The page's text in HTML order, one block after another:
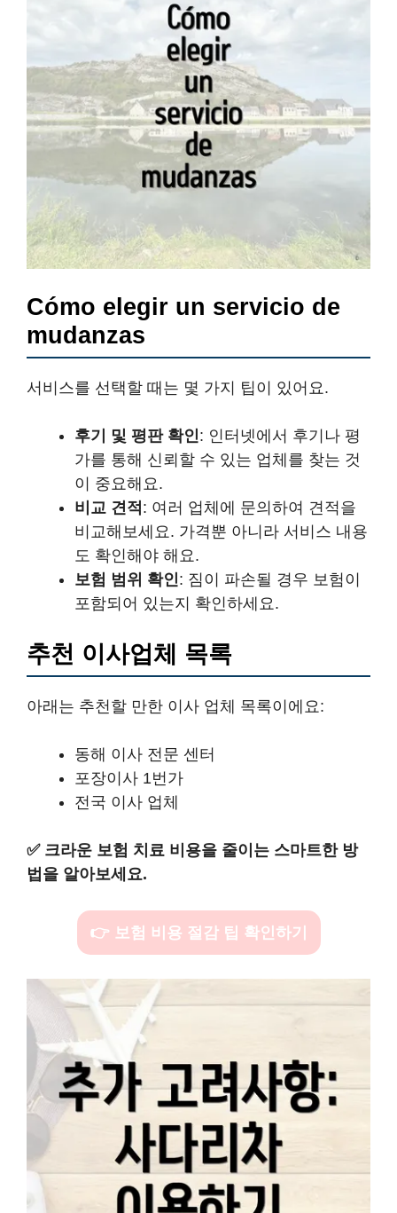
Cómo elegir un servicio de
mudanzas
서비스를 선택할 때는 몇 가지 팁이 있어요.
후기 및 평판 확인: 인터넷에서 후기나 평
가를 통해 신뢰할 수 있는 업체를 찾는 것
이 중요해요.
비교 견적 : 여러 업체에 문의하여 견적을
비교해보세요. 가격뿐 아니라 서비스 내용
도 확인해야 해요.
보험 범위 확인: 짐이 파손될 경우 보험이
포함되어 있는지 확인하세요.
추천 이사업체 목록
아래는 추천할 만한 이사 업체 목록이에요:
동해 이사 전문 센터
포장이사 1번가
전국 이사 업체
✅ 크라운 보험 치료 비용을 줄이는 스마트한 방
법을 알아보세요.
👉 보험 비용 절감 팁 확인하기